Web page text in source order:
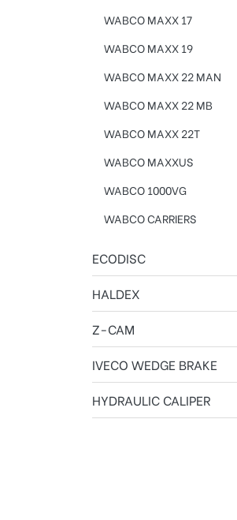
WABCO MAXX 17
WABCO MAXX 19
WABCO MAXX 22 MAN
WABCO MAXX 22 MB
WABCO MAXX 22T
WABCO MAXXUS
WABCO 1000VG
WABCO CARRIERS
ECODISC
HALDEX
Z-CAM
IVECO WEDGE BRAKE
HYDRAULIC CALIPER